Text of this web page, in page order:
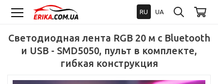
RU UA
Светодиодная лента RGB 20 м с Bluetooth
и USB - SMD5050, пульт в комплекте,
гибкая конструкция